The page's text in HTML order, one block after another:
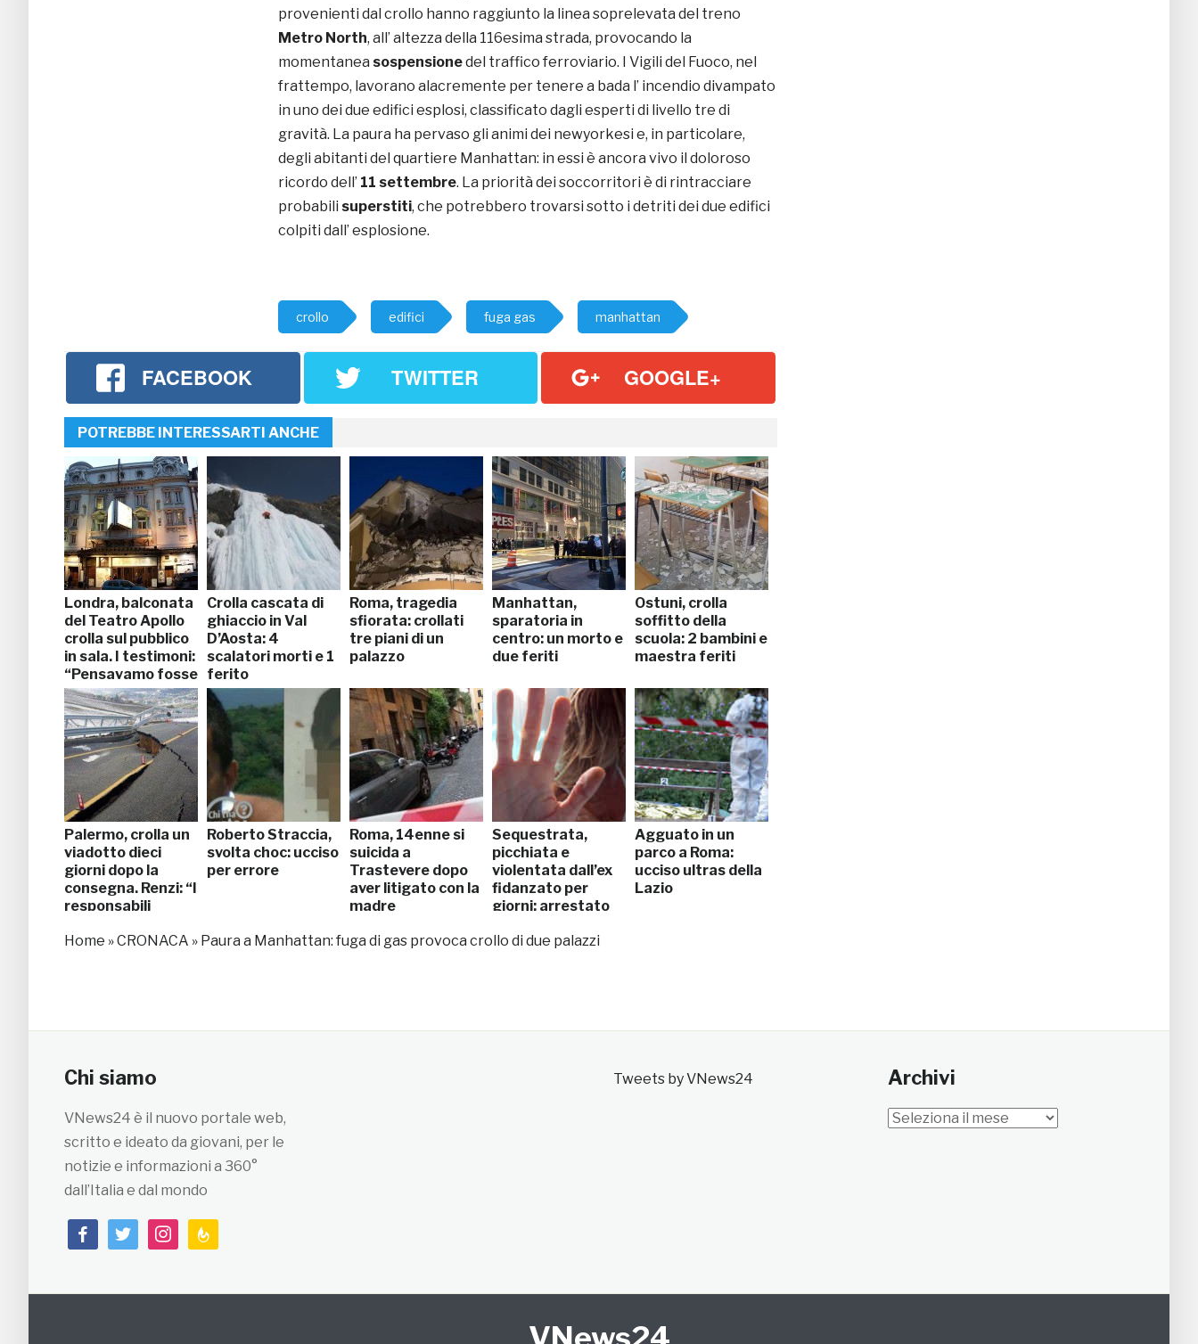
provenienti dal crollo hanno raggiunto la linea soprelevata del treno
Metro North, all’ altezza della 116esima strada, provocando la
momentanea sospensionedel traffico ferroviario. I Vigili del Fuoco, nel
frattempo, lavorano alacremente per tenere a bada l’ incendio divampato
in uno dei due edifici esplosi, classificato dagli esperti di livello tre di
gravità. La paura ha pervaso gli animi dei newyorkesi e, in particolare,
degli abitanti del quartiere Manhattan: in essi è ancora vivo il doloroso
ricordo dell’ 11 settembre. La priorità dei soccorritori è di rintracciare
probabili superstiti, che potrebbero trovarsi sotto i detriti dei due edifici
colpiti dall’ esplosione.
crollo edifici fuga gas manhattan
FACEBOOK TWITTER GOOGLE+
POTREBBE INTERESSARTI ANCHE
Londra, balconata
del Teatro Apollo
crolla sul pubblico
in sala. I testimoni:
“Pensavamo fosse
acqua”
Crolla cascata di
ghiaccio in Val
D’Aosta: 4
scalatori morti e 1
ferito
Roma, tragedia
sfiorata: crollati
tre piani di un
palazzo
Manhattan,
sparatoria in
centro: un morto e
due feriti
Ostuni, crolla
soffitto della
scuola: 2 bambini e
maestra feriti
Palermo, crolla un
viadotto dieci
giorni dopo la
consegna. Renzi: “I
responsabili
Roberto Straccia,
svolta choc: ucciso
per errore
Roma, 14enne si
suicida a
Trastevere dopo
aver litigato con la
madre
Sequestrata,
picchiata e
violentata dall’ex
fidanzato per
giorni: arrestato
Agguato in un
parco a Roma:
ucciso ultras della
Lazio
Home »CRONACA » Paura a Manhattan: fuga di gas provoca crollo di due palazzi
Chi siamo
VNews24 è il nuovo portale web,
scritto e ideato da giovani, per le
notizie e informazioni a 360°
dall’Italia e dal mondo
facebooktwitterinstagramfeedburner
Tweets by VNews24 Archivi
Archivi